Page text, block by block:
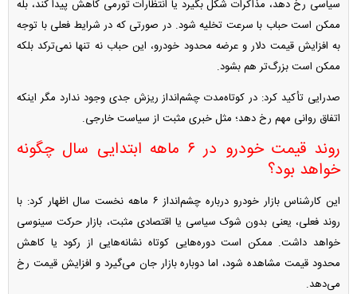
سیاسی رخ دهد، مذاکرات شکل بگیرد یا انتظارات تورمی کاهش پیدا کند، بله
ممکن است حباب با سرعت تخلیه شود. در صورتی که در شرایط فعلی با توجه
به افزایش قیمت دلار و عرضه محدود خودرو، این حباب نه تنها نمی‌ترکد بلکه
ممکن است بزرگ‌تر هم بشود.
صدرایی تأکید کرد: در کوتاه‌مدت چشم‌انداز ریزش جدی وجود ندارد مگر اینکه
اتفاق روانی مهم رخ دهد؛ مثل خبری مثبت از سیاست خارجی.
روند قیمت خودرو در ۶ ماهه ابتدایی سال چگونه
خواهد بود؟
این کارشناس بازار خودرو درباره چشم‌انداز ۶ ماهه نخست سال اظهار کرد: با
روند فعلی، یعنی بدون شوک سیاسی یا اقتصادی مثبت، بازار حرکت سینوسی
خواهد داشت. ممکن است دوره‌هایی کوتاه نشانه‌هایی از رکود یا کاهش
محدود قیمت مشاهده شود، اما دوباره بازار جان می‌گیرد و افزایش قیمت رخ
می‌دهد.